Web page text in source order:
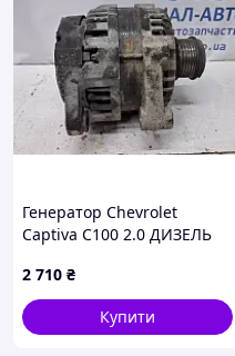
Генератор Chevrolet
Captiva C100 2.0 ДИЗЕЛЬ
2 710 ₴
Купити